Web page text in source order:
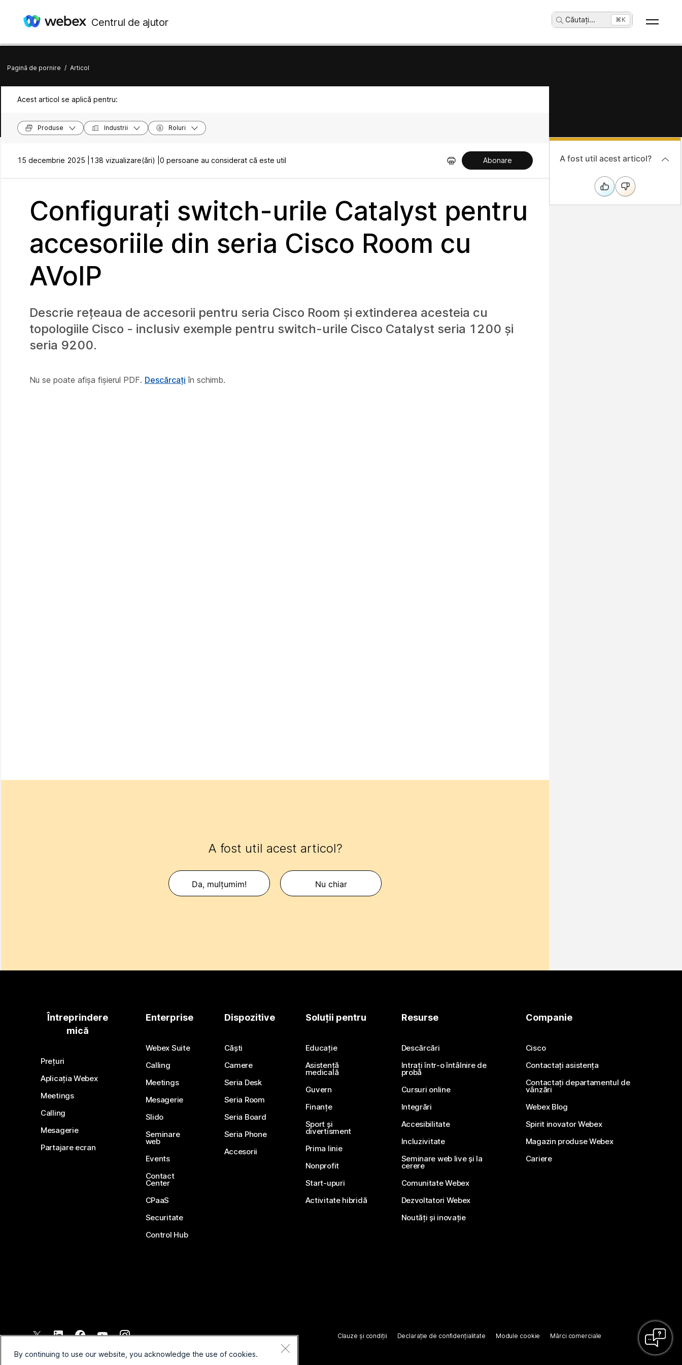
Centrul de ajutor Căutați... ⌘K
Pagină de pornire / Articol
Acest articol se aplică pentru:
Produse Industrii Roluri
15 decembrie 2025 | 138 vizualizare(ări) | 0 persoane au considerat că este util Abonare
Configurați switch-urile Catalyst pentru
accesoriile din seria Cisco Room cu
AVoIP
Descrie rețeaua de accesorii pentru seria Cisco Room și extinderea acesteia cu
topologiile Cisco - inclusiv exemple pentru switch-urile Cisco Catalyst seria 1200 și
seria 9200.
Nu se poate afișa fișierul PDF. Descărcați în schimb.
A fost util acest articol?
Da, mulțumim! Nu chiar
A fost util acest articol?
Întreprindere
mică
Prețuri
Aplicația Webex
Meetings
Calling
Mesagerie
Partajare ecran
Enterprise
Webex Suite
Calling
Meetings
Mesagerie
Slido
Seminare
web
Events
Contact
Center
CPaaS
Securitate
Control Hub
Dispozitive
Căști
Camere
Seria Desk
Seria Room
Seria Board
Seria Phone
Accesorii
Soluții pentru
Educație
Asistență
medicală
Guvern
Finanțe
Sport și
divertisment
Prima linie
Nonprofit
Start-upuri
Activitate hibridă
Resurse
Descărcări
Intrați într-o întâlnire de
probă
Cursuri online
Integrări
Accesibilitate
Incluzivitate
Seminare web live și la
cerere
Comunitate Webex
Dezvoltatori Webex
Noutăți și inovație
Companie
Cisco
Contactați asistența
Contactați departamentul de
vânzări
Webex Blog
Spirit inovator Webex
Magazin produse Webex
Cariere
2026 Cisco și/sau afiliații săi. Toate drepturile rezervate.
Clauze și condiții Declarație de confidențialitate Module cookie Mărci comerciale
By continuing to use our website, you acknowledge the use of cookies.